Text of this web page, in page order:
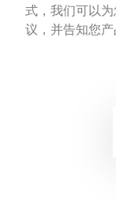
式，我们可以
议，并告知您产